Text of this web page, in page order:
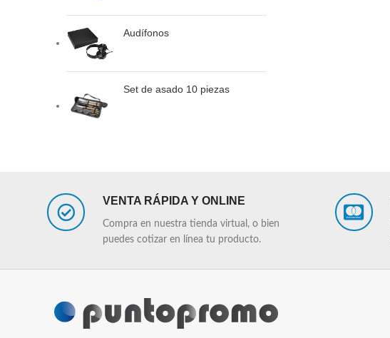
Audífonos
Set de asado 10 piezas
VENTA RÁPIDA Y ONLINE
Compra en nuestra tienda virtual, o bien
puedes cotizar en línea tu producto.